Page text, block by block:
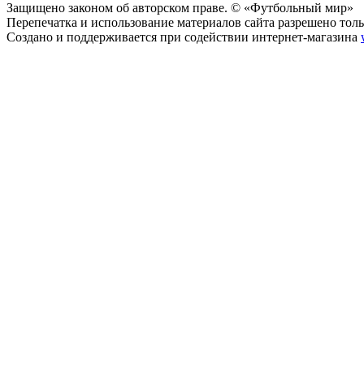
Защищено законом об авторском праве. © «Футбольный мир»
Перепечатка и использование материалов сайта разрешено
Создано и поддерживается при содействии интернет-магазина